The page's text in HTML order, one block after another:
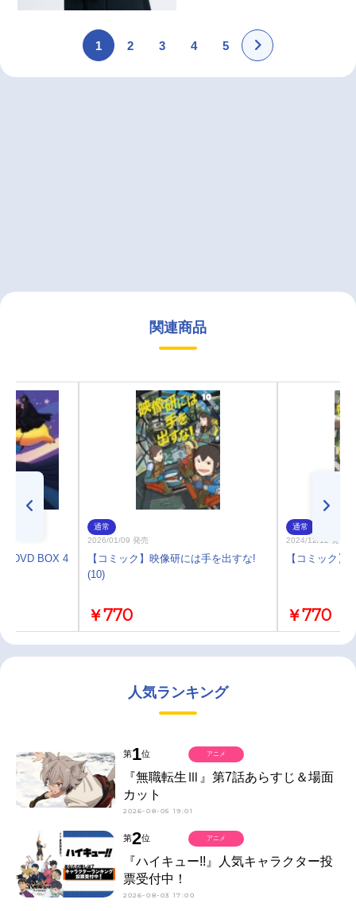
1 2 3 4 5
関連商品
DVD BOX 4
通常
2026/01/09 発売
【コミック】映像研には手を出すな!
(10)
￥770
通常
2024/12/12 発売
【コミック】
￥770
人気ランキング
第1位
『無職転生Ⅲ』第7話あらすじ＆場面
カット
2026-08-05 19:01
アニメ
第2位
『ハイキュー!!』人気キャラクター投
票受付中！
2026-08-03 17:00
アニメ